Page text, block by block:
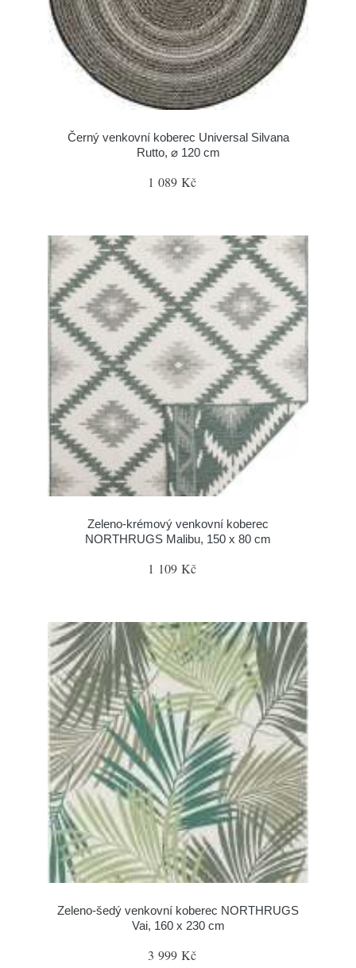
Černý venkovní koberec Universal Silvana
Rutto, ⌀ 120 cm
1 089 Kč
Zeleno-krémový venkovní koberec
NORTHRUGS Malibu, 150 x 80 cm
1 109 Kč
Zeleno-šedý venkovní koberec NORTHRUGS
Vai, 160 x 230 cm
3 999 Kč